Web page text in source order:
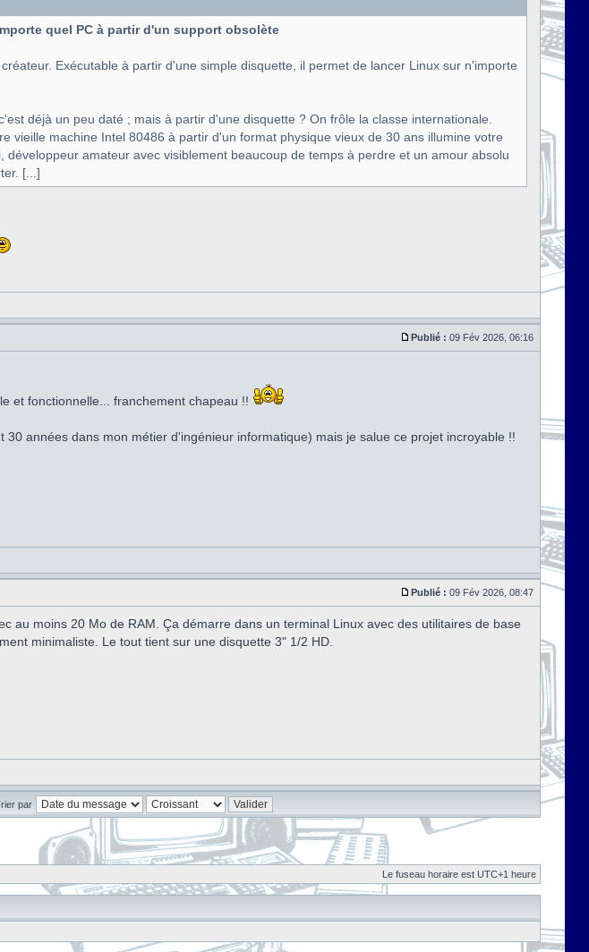
quel PC à partir d'un support obsolète
Exécutable à partir d'une simple disquette, il permet de lancer Linux sur n'importe
déjà un peu daté ; mais à partir d'une disquette ? On frôle la classe internationale.
vieille machine Intel 80486 à partir d'un format physique vieux de 30 ans illumine votre
amateur avec visiblement beaucoup de temps à perdre et un amour absolu
[...]
Publié : 09 Fév 2026, 06:16
et fonctionnelle... franchement chapeau !!
années dans mon métier d'ingénieur informatique) mais je salue ce projet incroyable !!
Publié : 09 Fév 2026, 08:47
au moins 20 Mo de RAM. Ça démarre dans un terminal Linux avec des utilitaires de base
minimaliste. Le tout tient sur une disquette 3" 1/2 HD.
par
Le fuseau horaire est UTC+1 heure